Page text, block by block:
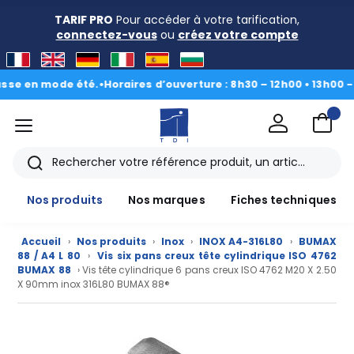
TARIF PRO Pour accéder à votre tarification,
connectez-vousou créez votre compte
mode été.•Horaires d’ouverture : 8h30 – 12h00 • 13h00 -
menu
Rechercher
Nos produits
Nos marques Fiches techniques
Accueil › Nos produits › Inox › INOX A4-316L80 › BUMAX
88 / A4 L 80
› Vis six pans creux tête cylindrique ISO 4762
BUMAX 88 › Vis tête cylindrique 6 pans creux ISO 4762 M20 X 2.50
X 90mm inox 316L80 BUMAX 88®